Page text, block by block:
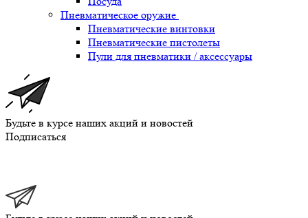
Пневматическое оружие
Пневматические винтовки
Пневматические пистолеты
Пули для пневматики / аксессуары
Будьте в курсе наших акций и новостей
Подписаться